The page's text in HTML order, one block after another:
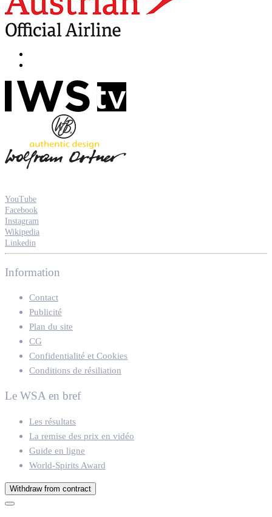
YouTube
Facebook
Instagram
Wikipedia
Linkedin
Information
Contact
Publicité
Plan du site
CG
Confidentialité et Cookies
Conditions de résiliation
Le WSA en bref
Les résultats
La remise des prix en vidéo
Guide en ligne
World-Spirits Award
Withdraw from contract